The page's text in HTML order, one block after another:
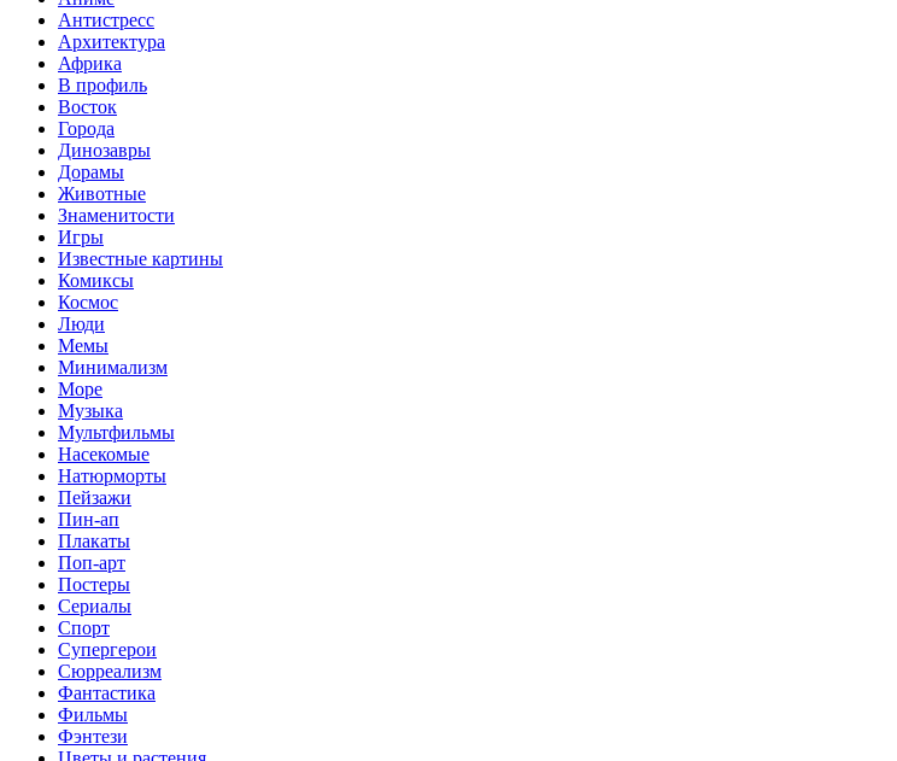
Антистресс
Архитектура
Африка
В профиль
Восток
Города
Динозавры
Дорамы
Животные
Знаменитости
Игры
Известные картины
Комиксы
Космос
Люди
Мемы
Минимализм
Море
Музыка
Мультфильмы
Насекомые
Натюрморты
Пейзажи
Пин-ап
Плакаты
Поп-арт
Постеры
Сериалы
Спорт
Супергерои
Сюрреализм
Фантастика
Фильмы
Фэнтези